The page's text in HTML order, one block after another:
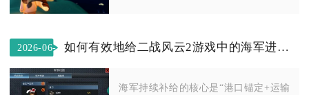
2026-06-
如何有效地给二战风云2游戏中的海军进行持续补给
海军持续补给的核心是“港口锚定+运输